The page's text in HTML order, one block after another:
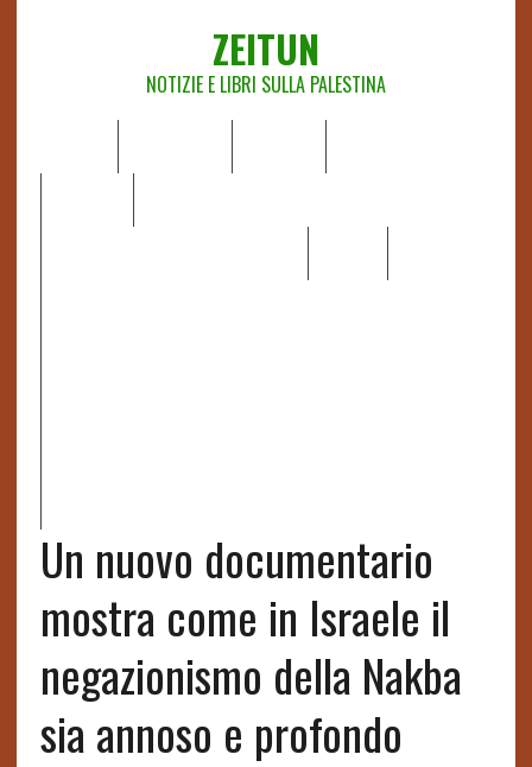
ZEITUN
NOTIZIE E LIBRI SULLA PALESTINA
Un nuovo documentario
mostra come in Israele il
negazionismo della Nakba
sia annoso e profondo